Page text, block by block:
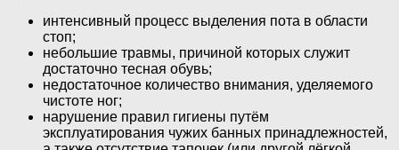
интенсивный процесс выделения пота в области
стоп;
небольшие травмы, причиной которых служит
достаточно тесная обувь;
недостаточное количество внимания, уделяемого
чистоте ног;
нарушение правил гигиены путём
эксплуатирования чужих банных принадлежностей,